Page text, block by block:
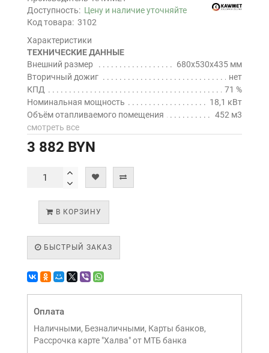
Доступность: Цену и наличие уточняйте
Код товара: 3102
Характеристики
ТЕХНИЧЕСКИЕ ДАННЫЕ
Внешний размер
680x530x435 мм
Вторичный дожиг
нет
КПД
71 %
Номинальная мощность
18,1 кВт
Объём отапливаемого помещения
452 м3
смотреть все
3 882 BYN
В КОРЗИНУ
БЫСТРЫЙ ЗАКАЗ
Оплата
Наличными, Безналичными, Карты банков,
Рассрочка карте "Халва" от МТБ банка